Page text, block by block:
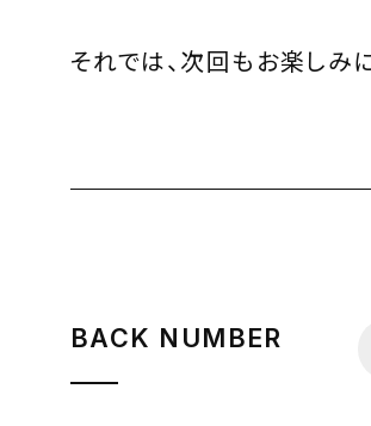
それでは、次回もお楽しみに
BACK NUMBER